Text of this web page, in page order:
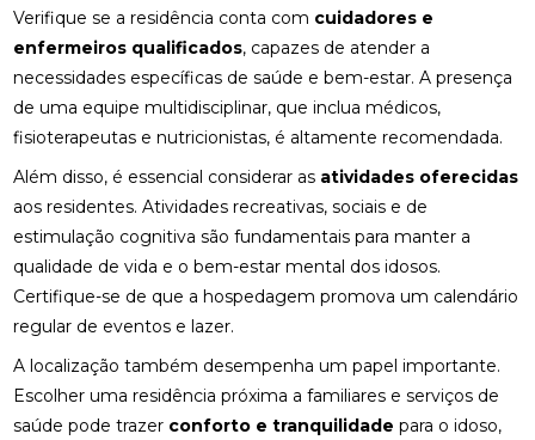
Verifique se a residência conta com cuidadores e
enfermeiros qualificados, capazes de atender a
necessidades específicas de saúde e bem-estar. A presença
de uma equipe multidisciplinar, que inclua médicos,
fisioterapeutas e nutricionistas, é altamente recomendada.
Além disso, é essencial considerar as atividades oferecidas
aos residentes. Atividades recreativas, sociais e de
estimulação cognitiva são fundamentais para manter a
qualidade de vida e o bem-estar mental dos idosos.
Certifique-se de que a hospedagem promova um calendário
regular de eventos e lazer.
A localização também desempenha um papel importante.
Escolher uma residência próxima a familiares e serviços de
saúde pode trazer conforto e tranquilidade para o idoso,